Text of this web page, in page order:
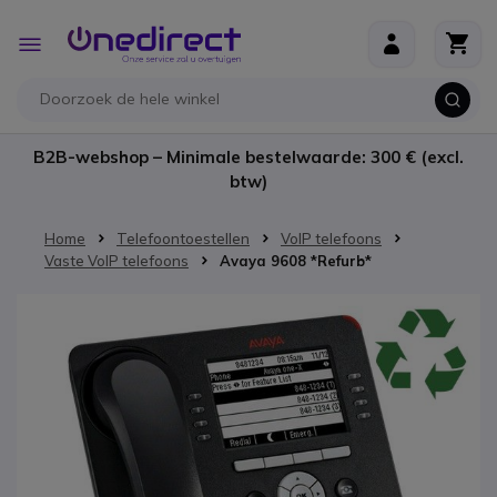
Toggle
Nav
B2B-webshop – Minimale bestelwaarde: 300 € (excl.
btw)
Home Telefoontoestellen
VoIP telefoons
Vaste VoIP telefoons
Avaya 9608 *Refurb*